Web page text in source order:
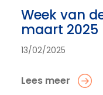
Week van
maart 2025
13/02/2025
Lees meer